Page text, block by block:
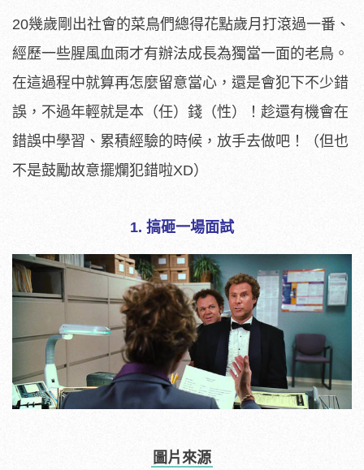
20幾歲剛出社會的菜鳥們總得花點歲月打滾過一番、
經歷一些腥風血雨才有辦法成長為獨當一面的老鳥。
在這過程中就算再怎麼留意當心，還是會犯下不少錯
誤，不過年輕就是本（任）錢（性）！趁還有機會在
錯誤中學習、累積經驗的時候，放手去做吧！（但也
不是鼓勵故意擺爛犯錯啦XD）
1. 搞砸一場面試
圖片來源